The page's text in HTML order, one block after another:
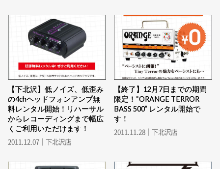
【下北沢】低ノイズ、低歪み
の4chヘッドフォンアンプ無
料レンタル開始！リハーサル
からレコーディングまで幅広
くご利用いただけます！
2011.12.07｜下北沢店
【終了】12月7日までの期間
限定！“ORANGE TERROR
BASS 500” レンタル開始で
す！
2011.11.28｜下北沢店